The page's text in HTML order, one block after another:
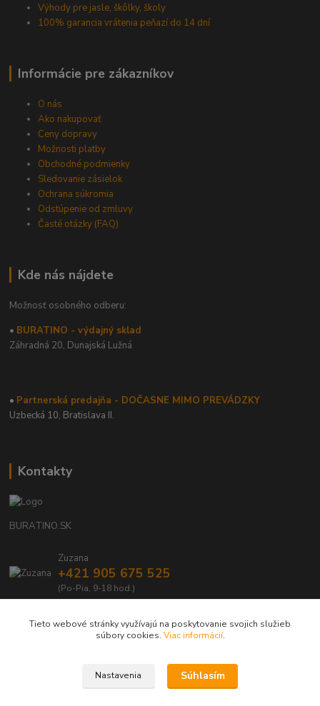
Výhody pre jasle, škôlky, školy
100% garancia vrátenia peňazí do 14 dní
Informácie pre zákazníkov
O nás
Ako nakupovať
Ceny dopravy
Možnosti platby
Obchodné podmienky
Sledovanie zásielok
Ochrana súkromia
Odstúpenie od zmluvy
Časté otázky (FAQ)
Kde nás nájdete
Možnosť osobného odberu:
• BURATINO - výdajný sklad
Záhradná 20, Dunajská Lužná
• Partnerská predajňa - DOČASNE MIMO PREVÁDZKY
Uzbecká 10, Bratislava II.
Kontakty
BURATINO.SK
Zuzana
+421 905 675 525
(Po-Pia, 9-18 hod.)
Tieto webové stránky využívajú na poskytovanie svojich služieb
súbory cookies. Viac informácií.
Nastavenia Súhlasím